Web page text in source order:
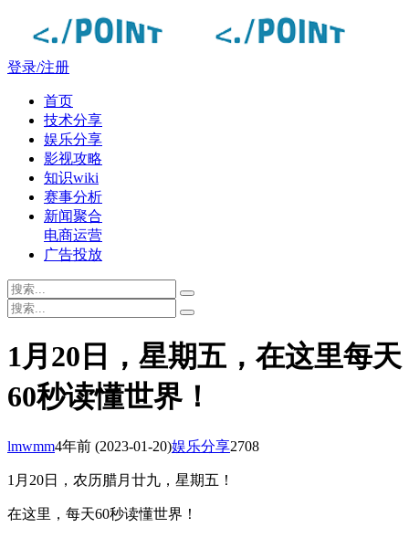
登录/注册
首页
技术分享
娱乐分享
影视攻略
知识wiki
赛事分析
新闻聚合
电商运营
广告投放
1月20日，星期五，在这里每天
60秒读懂世界！
lmwmm4年前 (2023-01-20)娱乐分享2708
1月20日，农历腊月廿九，星期五！
在这里，每天60秒读懂世界！